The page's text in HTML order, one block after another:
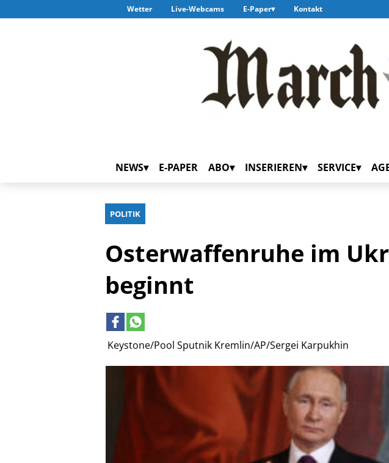
Wetter Live-Webcams E-Paper Kontakt
NEWS E-PAPER ABO INSERIEREN SERVICE
POLITIK
Keystone/Pool Sputnik Kremlin/AP/Sergei Karpukhin
Osterwaffenruhe im
beginnt